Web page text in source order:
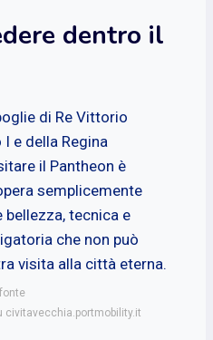
dentro il
di Re Vittorio
I e della Regina
il Pantheon è
semplicemente
tecnica e
che non può
visita alla città eterna.